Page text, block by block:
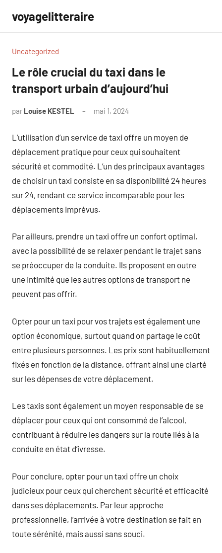
contenu
voyagelitteraire
Uncategorized
Le rôle crucial du taxi dans le
transport urbain d’aujourd’hui
par Louise KESTEL mai 1, 2024
L’utilisation d’un service de taxi offre un moyen de
déplacement pratique pour ceux qui souhaitent
sécurité et commodité. L’un des principaux avantages
de choisir un taxi consiste en sa disponibilité 24 heures
sur 24, rendant ce service incomparable pour les
déplacements imprévus.
Par ailleurs, prendre un taxi offre un confort optimal,
avec la possibilité de se relaxer pendant le trajet sans
se préoccuper de la conduite. Ils proposent en outre
une intimité que les autres options de transport ne
peuvent pas offrir.
Opter pour un taxi pour vos trajets est également une
option économique, surtout quand on partage le coût
entre plusieurs personnes. Les prix sont habituellement
fixés en fonction de la distance, offrant ainsi une clarté
sur les dépenses de votre déplacement.
Les taxis sont également un moyen responsable de se
déplacer pour ceux qui ont consommé de l’alcool,
contribuant à réduire les dangers sur la route liés à la
conduite en état d’ivresse.
Pour conclure, opter pour un taxi offre un choix
judicieux pour ceux qui cherchent sécurité et efficacité
dans ses déplacements. Par leur approche
professionnelle, l’arrivée à votre destination se fait en
toute sérénité, mais aussi sans souci.